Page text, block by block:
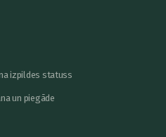
izpildes statuss
un piegāde